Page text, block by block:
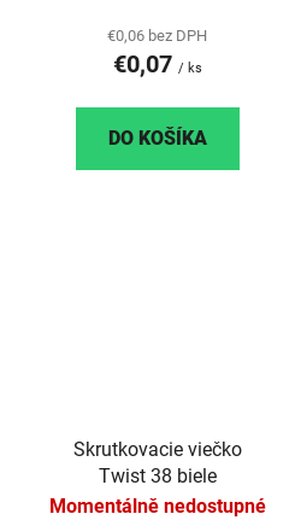
€0,06 bez DPH
€0,07 / ks
DO KOŠÍKA
Skrutkovacie viečko
Twist 38 biele
Momentálně nedostupné